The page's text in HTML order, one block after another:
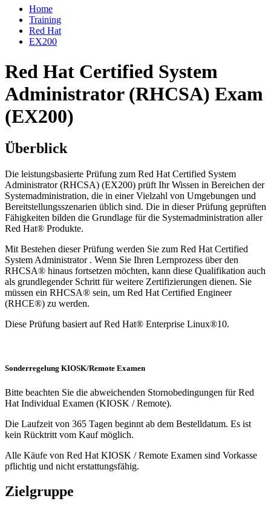
Home
Training
Red Hat
EX200
Red Hat Certified System
Administrator (RHCSA) Exam
(EX200)
Überblick
Die leistungsbasierte Prüfung zum Red Hat Certified System
Administrator (RHCSA) (EX200) prüft Ihr Wissen in Bereichen der
Systemadministration, die in einer Vielzahl von Umgebungen und
Bereitstellungsszenarien üblich sind. Die in dieser Prüfung geprüften
Fähigkeiten bilden die Grundlage für die Systemadministration aller
Red Hat® Produkte.
Mit Bestehen dieser Prüfung werden Sie zum Red Hat Certified
System Administrator . Wenn Sie Ihren Lernprozess über den
RHCSA® hinaus fortsetzen möchten, kann diese Qualifikation auch
als grundlegender Schritt für weitere Zertifizierungen dienen. Sie
müssen ein RHCSA® sein, um Red Hat Certified Engineer
(RHCE®) zu werden.
Diese Prüfung basiert auf Red Hat® Enterprise Linux®10.
Sonderregelung KIOSK/Remote Examen
Bitte beachten Sie die abweichenden Stornobedingungen für Red
Hat Individual Examen (KIOSK / Remote).
Die Laufzeit von 365 Tagen beginnt ab dem Bestelldatum. Es ist
kein Rücktritt vom Kauf möglich.
Alle Käufe von Red Hat KIOSK / Remote Examen sind Vorkasse
pflichtig und nicht erstattungsfähig.
Zielgruppe